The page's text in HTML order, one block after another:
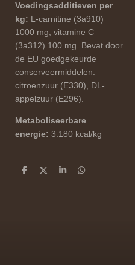
Voedingsadditieven per
kg: L-carnitine (3a910)
1000 mg, vitamine C
(3a312) 100 mg. Bevat door
de EU goedgekeurde
conserveermiddelen:
citroenzuur (E330), DL-
appelzuur (E296).
Metaboliseerbare
energie: 3.180 kcal/kg
D
D
S
D